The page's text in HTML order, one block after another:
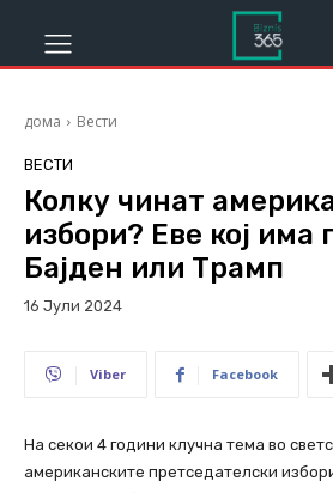
дома Вести
ВЕСТИ
Колку чинат
избори? Еве кој има
Бајден или Трамп
16 Јули 2024
Viber Facebook
На секои 4 години клучна тема во
американските претседателски